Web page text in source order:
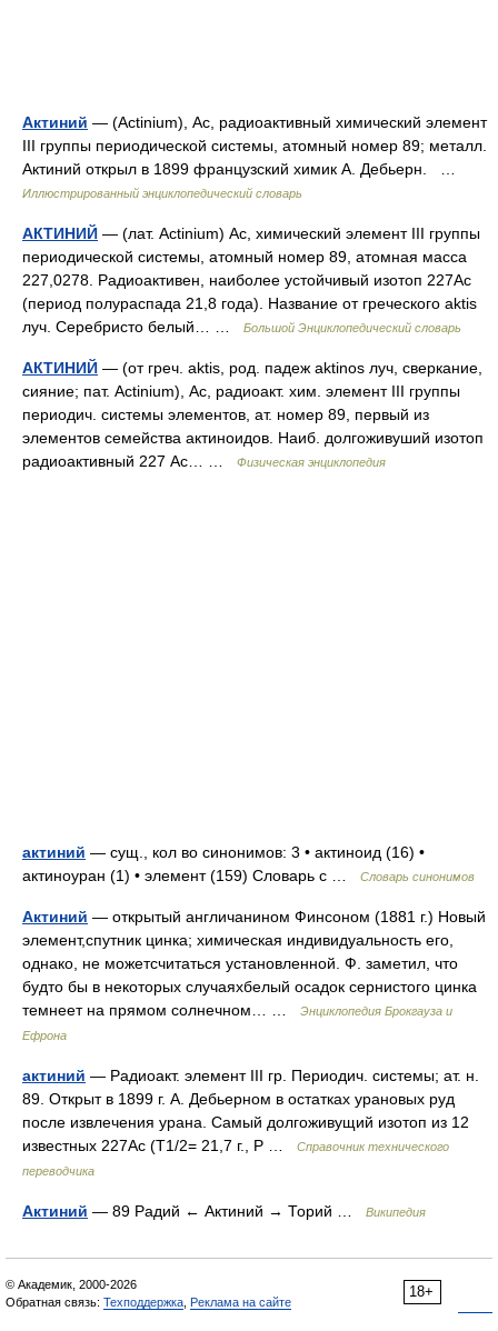
Актиний — (Actinium), Ac, радиоактивный химический элемент
III группы периодической системы, атомный номер 89; металл.
Актиний открыл в 1899 французский химик А. Дебьерн. …
Иллюстрированный энциклопедический словарь
АКТИНИЙ — (лат. Actinium) Ac, химический элемент III группы
периодической системы, атомный номер 89, атомная масса
227,0278. Радиоактивен, наиболее устойчивый изотоп 227Ac
(период полураспада 21,8 года). Название от греческого aktis
луч. Серебристо белый… …
Большой Энциклопедический словарь
АКТИНИЙ — (от греч. aktis, род. падеж aktinos луч, сверкание,
сияние; пат. Actinium), Ac, радиоакт. хим. элемент III группы
периодич. системы элементов, ат. номер 89, первый из
элементов семейства актиноидов. Наиб. долгоживуший изотоп
радиоактивный 227 Ас… …
Физическая энциклопедия
актиний — сущ., кол во синонимов: 3 • актиноид (16) •
актиноуран (1) • элемент (159) Словарь с …
Словарь синонимов
Актиний — открытый англичанином Финсоном (1881 г.) Новый
элемент,спутник цинка; химическая индивидуальность его,
однако, не можетсчитаться установленной. Ф. заметил, что
будто бы в некоторых случаяхбелый осадок сернистого цинка
темнеет на прямом солнечном… …
Энциклопедия Брокгауза и
Ефрона
актиний — Радиоакт. элемент III гр. Периодич. системы; ат. н.
89. Открыт в 1899 г. А. Дебьерном в остатках урановых руд
после извлечения урана. Самый долгоживущий изотоп из 12
известных 227Ас (T1/2= 21,7 г., Р …
Справочник технического
переводчика
Актиний — 89 Радий ← Актиний → Торий … Википедия
18+
© Академик, 2000-2026
Обратная связь: Техподдержка Реклама на сайте